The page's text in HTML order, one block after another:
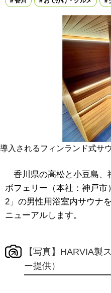
導入されるフィンランド式サ
香川県の高松と小豆島、
ボフェリー（本社：神戸
2」の男性用浴室内サウナ
ニューアルします。
【写真】HARVIA製
ー提供）